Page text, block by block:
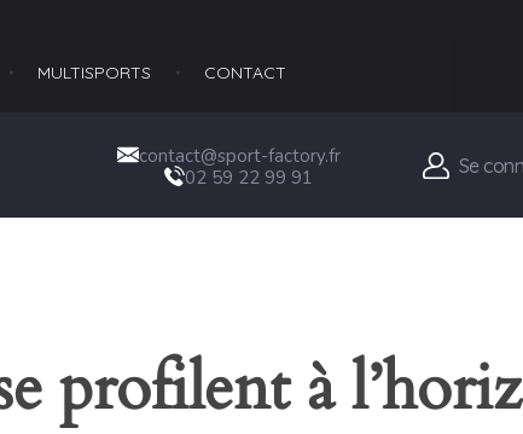
MULTISPORTS​ CONTACT
contact@sport-factory.fr
02 59 22 99 91
Se
profilent à